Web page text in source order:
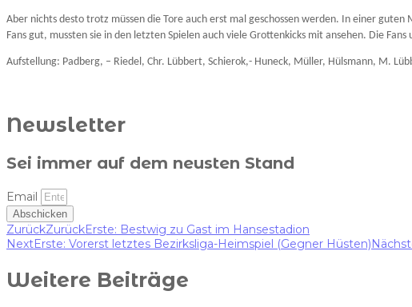
Aber nichts desto trotz müssen die Tore auch erst mal geschossen werden. In einer
Fans gut, mussten sie in den letzten Spielen auch viele Grottenkicks mit ansehen. Die
Aufstellung: Padberg, – Riedel, Chr. Lübbert, Schierok,- Huneck, Müller, Hülsmann, M.
Newsletter
Sei immer auf dem neusten Stand
Email
Abschicken
ZurückZurückErste: Bestwig zu Gast im Hansestadion
NextErste: Vorerst letztes Bezirksliga-Heimspiel (Gegner Hüsten)
Weitere Beiträge